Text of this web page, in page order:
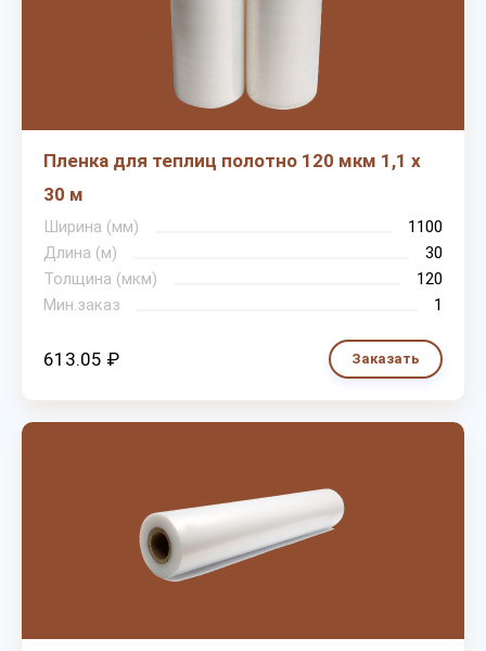
Пленка для теплиц полотно 120 мкм 1,1 х
30 м
Ширина (мм)
1100
Длина (м)
30
Толщина (мкм)
120
Мин.заказ
1
613.05 ₽ Заказать